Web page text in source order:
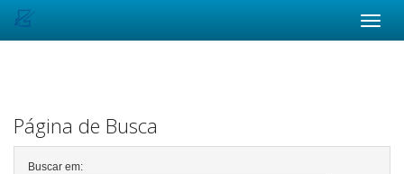
Página de Busca
Buscar em: